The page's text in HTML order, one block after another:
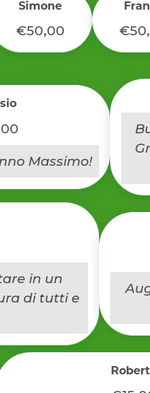
Simone
€50,00
Massimo!
in un
di tutti e